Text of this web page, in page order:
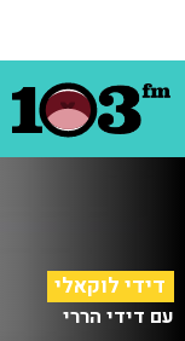
דידי לוקאלי
עם דידי הררי